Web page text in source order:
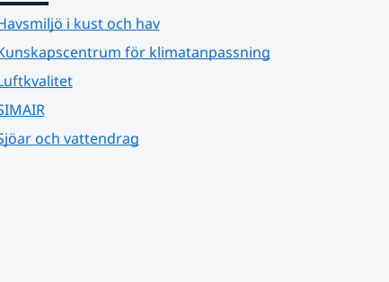
i kust och hav
för klimatanpassning
och vattendrag